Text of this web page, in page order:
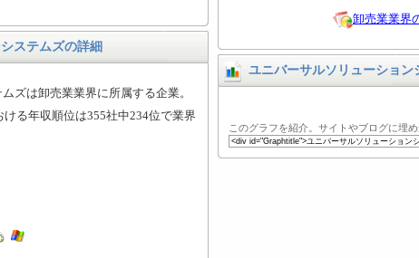
ステムズの詳細
ズは卸売業業界に所属する企業。
る年収順位は355社中234位で業界
卸売業業界
ユニバーサルソリューション
このグラフを紹介。サイトやブログに埋